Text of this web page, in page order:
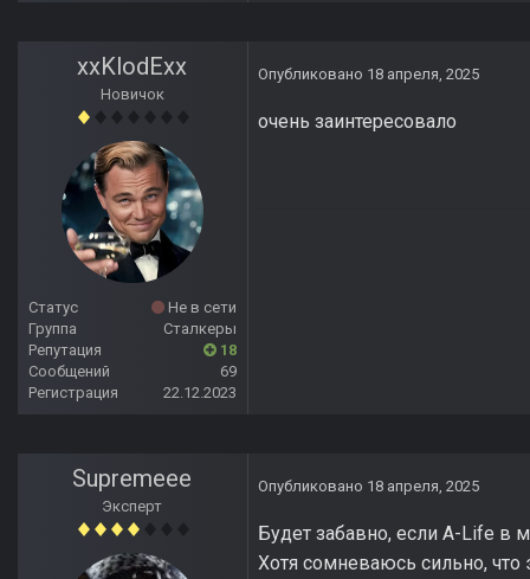
xxKlodExx
Новичок
Статус
Не в сети
Группа
Сталкеры
Репутация
18
Сообщений
69
Регистрация
22.12.2023
Опубликовано 18 апреля, 2025
очень заинтересовало
Supremeee
Эксперт
Опубликовано 18 апреля, 2025
Будет забавно, если A-Life в
Хотя сомневаюсь сильно, что